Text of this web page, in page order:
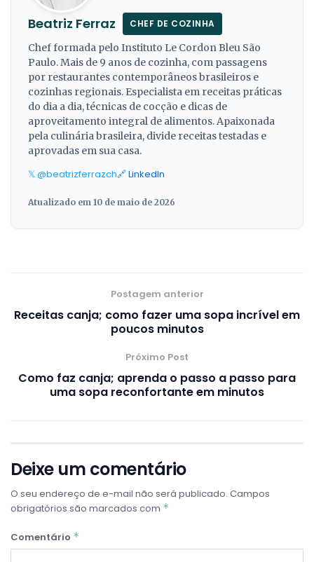
Beatriz Ferraz CHEF DE COZINHA
Chef formada pelo Instituto Le Cordon Bleu São
Paulo. Mais de 9 anos de cozinha, com passagens
por restaurantes contemporâneos brasileiros e
cozinhas regionais. Especialista em receitas práticas
do dia a dia, técnicas de cocção e dicas de
aproveitamento integral de alimentos. Apaixonada
pela culinária brasileira, divide receitas testadas e
aprovadas em sua casa.
𝕏 @beatrizferrazch🔗 LinkedIn
Atualizado em 10 de maio de 2026
Postagem anterior
Receitas canja; como fazer uma sopa incrível em
poucos minutos
Próximo Post
Como faz canja; aprenda o passo a passo para
uma sopa reconfortante em minutos
Deixe um comentário
O seu endereço de e-mail não será publicado. Campos
obrigatórios são marcados com *
Comentário *